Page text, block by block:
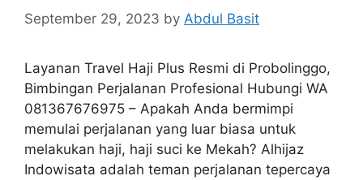
September 29, 2023 by Abdul Basit
Layanan Travel Haji Plus Resmi di Probolinggo,
Bimbingan Perjalanan Profesional Hubungi WA
081367676975 – Apakah Anda bermimpi
memulai perjalanan yang luar biasa untuk
melakukan haji, haji suci ke Mekah? Alhijaz
Indowisata adalah teman perjalanan tepercaya